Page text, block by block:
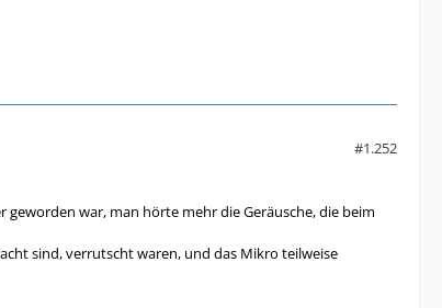
#1.252
geworden war, man hörte mehr die Geräusche, die beim
sind, verrutscht waren, und das Mikro teilweise